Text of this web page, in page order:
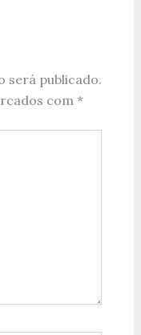
será publicado.
com *